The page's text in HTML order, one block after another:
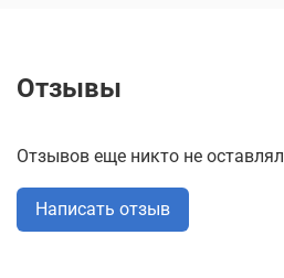
Отзывы
Отзывов еще никто не оставлял
Написать отзыв